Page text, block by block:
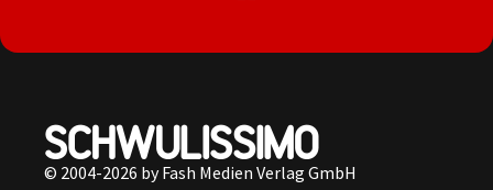
© 2004-2026 by Fash Medien Verlag GmbH